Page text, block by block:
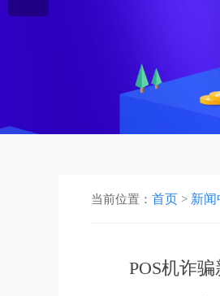
当前位置： 首页 > 新闻
POS机诈